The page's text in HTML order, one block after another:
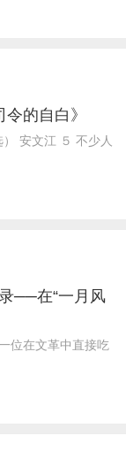
的自白》
安文江 ５ 不少人
──在“一月风
位在文革中直接吃